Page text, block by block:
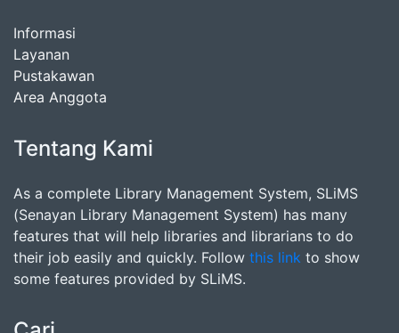
Informasi
Layanan
Pustakawan
Area Anggota
Tentang Kami
As a complete Library Management System, SLiMS
(Senayan Library Management System) has many
features that will help libraries and librarians to do
their job easily and quickly. Follow this link to show
some features provided by SLiMS.